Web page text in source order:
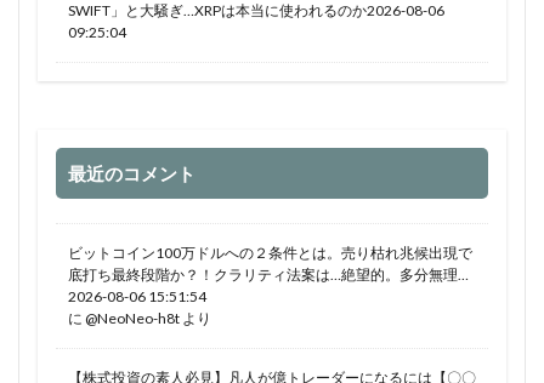
SWIFT」と大騒ぎ…XRPは本当に使われるのか2026-08-06
09:25:04
最近のコメント
ビットコイン100万ドルへの２条件とは。売り枯れ兆候出現で
底打ち最終段階か？！クラリティ法案は…絶望的。多分無理…
2026-08-06 15:51:54
に @NeoNeo-h8t より
【株式投資の素人必見】凡人が億トレーダーになるには【〇〇